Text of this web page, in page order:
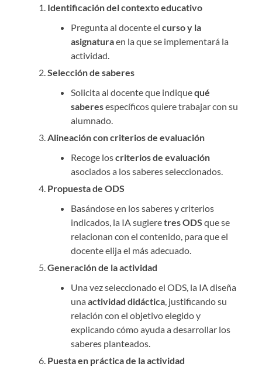
Identificación del contexto educativo
Pregunta al docente elcurso y la
asignaturaen la que se implementará la
actividad.
Selección de saberes
Solicita al docente que indiquequé
saberesespecíficos quiere trabajar con su
alumnado.
Alineación con criterios de evaluación
Recoge loscriterios de evaluación
asociados a los saberes seleccionados.
Propuesta de ODS
Basándose en los saberes y criterios
indicados, la IA sugieretres ODS que se
relacionan con el contenido, para que el
docente elija el más adecuado.
Generación de la actividad
Una vez seleccionado el ODS, la IA diseña
unaactividad didáctica , justificando su
relación con el objetivo elegido y
explicando cómo ayuda a desarrollar los
saberes planteados.
Puesta en práctica de la actividad